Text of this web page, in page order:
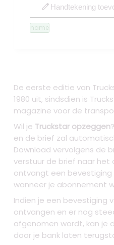
edit Handtekening
name
De eerste editie van
1980 uit, sindsdien is
magazine voor de
Wil je Truckstar opzeggen
en de brief zal
Download vervolgens de
verstuur de brief naar het
ontvangt een bevestiging
wanneer je abonnement
Indien je een bevestiging
ontvangen en er nog
afgenomen wordt, kan je
door je bank laten